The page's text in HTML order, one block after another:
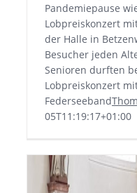
Pandemiepause
Lobpreiskonzert
der Halle in
Besucher jeden
Senioren durften
Lobpreiskonzert
Federseeband
05T11:19:17+01:00